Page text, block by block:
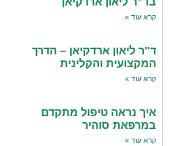
קרא עוד »
ד"ר ליאון ארדקיאן – הדרך
המקצועית והקלינית
קרא עוד »
איך נראה טיפול מתקדם
במרפאת סוהיר
קרא עוד »